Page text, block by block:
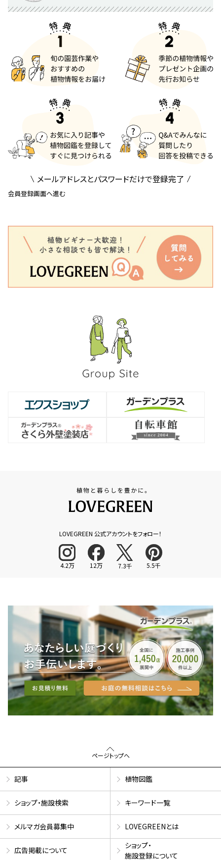
メールアドレスとパスワードだけで登録完了
会員登録画面へ進む
LOVEGREEN 公式アカウントをフォロー！
4.2万 12万 7.3千 5.5千
ページトップへ
記事 植物図鑑
ショップ・施設検索 キーワード一覧
メルマガ会員募集中 LOVEGREENとは
広告掲載について
ショップ・
施設登録について